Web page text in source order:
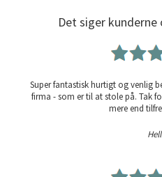
Det siger kunderne
Super fantastisk hurtigt og venlig
firma - som er til at stole på. Tak
mere end